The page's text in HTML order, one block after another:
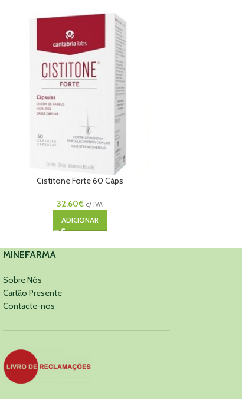
Cistitone Forte 60 Cáps
32,60€ c/ IVA
ADICIONAR
MINEFARMA
Sobre Nós
Cartão Presente
Contacte-nos